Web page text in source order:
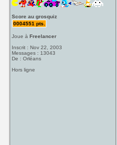
Score au grosquiz
0004551 pts.
Joue àFreelancer
Inscrit : Nov 22, 2003
Messages : 13043
De : Orléans
Hors ligne